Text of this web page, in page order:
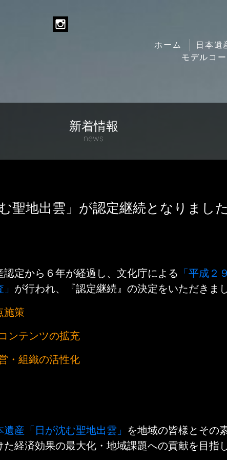
ホーム 日本遺
モデルコー
新着情報
news
聖地出雲」が認定継続となりました
定から６年が経過し、文化庁による 「平成２
が行われ、『認定継続』の決定をいただきまし
施策
ンテンツの拡充
・組織の活性化
遺産「日が沈む聖地出雲」 を地域の皆様とその
経済効果の最大化・地域課題への貢献を目指